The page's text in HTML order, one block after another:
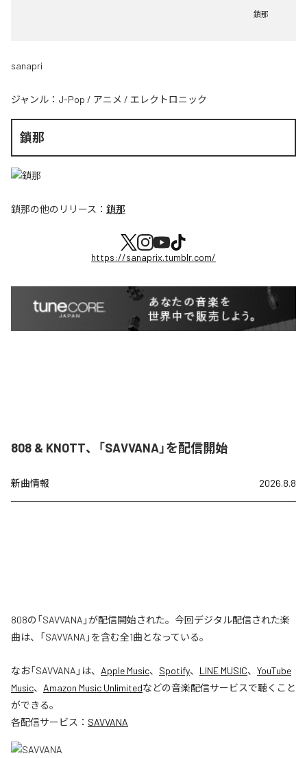
鎖那
sanapri
ジャンル： J-Pop / アニメ / エレクトロニック
鎖那
鎖那の他のリリース： 鎖那
https://sanaprix.tumblr.com/
808 & KNOTT、「SAVVANA」を配信開始
新曲情報 2026.8.8
808の「SAVVANA」が配信開始された。今回デジタル配信された楽
曲は、「SAVVANA」を含む全1曲となっている。
なお「SAVVANA 」は、 Apple Music、 Spotify、 LINE MUSIC、 YouTube
Music、 Amazon Music Unlimitedなどの音楽配信サービスで聴くこと
ができる。
各配信サービス： SAVVANA